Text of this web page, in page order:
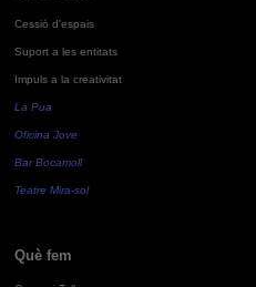
Cessió d'espais
Suport a les entitats
Impuls a la creativitat
La Pua
Oficina Jove
Bar Bocamoll
Teatre Mira-sol
Què fem